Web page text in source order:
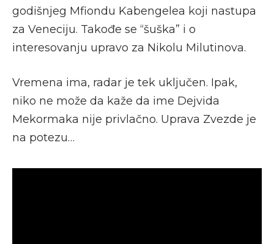
godišnjeg Mfiondu Kabengelea koji nastupa
za Veneciju. Takođe se “šuška” i o
interesovanju upravo za Nikolu Milutinova.
Vremena ima, radar je tek uključen. Ipak,
niko ne može da kaže da ime Dejvida
Mekormaka nije privlačno. Uprava Zvezde je
na potezu…